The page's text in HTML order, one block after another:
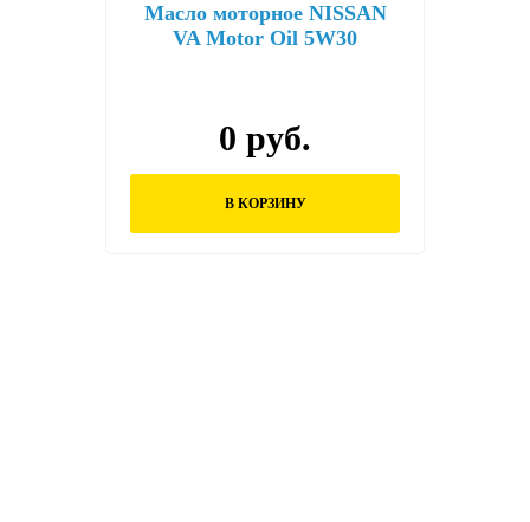
Масло моторное NISSAN
VA Motor Oil 5W30
0 руб.
В КОРЗИНУ